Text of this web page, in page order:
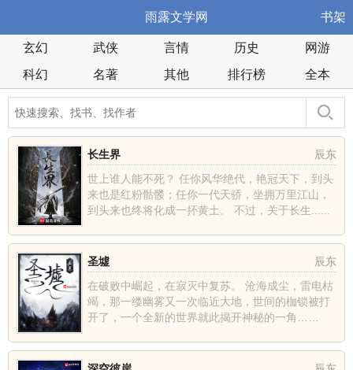
雨露文学网 书架
玄幻 武侠 言情 历史
网游
科幻
名著 其他 排行榜 全本
辰东
长生界
世上谁人能不死？ 任你风华绝代，艳冠天下，到头
来也是红粉骷髅；任你一代天骄，坐拥万里江山，
到头来也终将化成一抔黄土。 不过，关于长生......
辰东
圣墟
在破败中崛起，在寂灭中复苏。 沧海成尘，雷电枯
竭，那一缕幽雾又一次临近大地，世间的枷锁被打
开了，一个全新的世界就此揭开神秘的一角……